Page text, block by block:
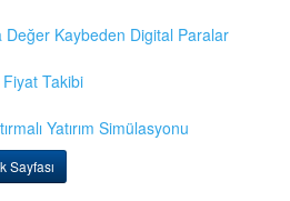
Kaybeden Digital Paralar
Takibi
Yatırım Simülasyonu
Sayfası